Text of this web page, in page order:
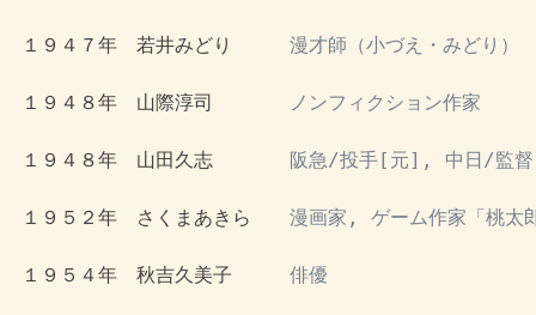
１９４７年　若井みどり 漫才師（小づえ・みどり）
１９４８年　山際淳司 ノンフィクション作家
１９４８年　山田久志 阪急/投手[元], 中日/監
１９５２年　さくまあきら 漫画家, ゲーム作家「桃太
１９５４年　秋吉久美子 俳優